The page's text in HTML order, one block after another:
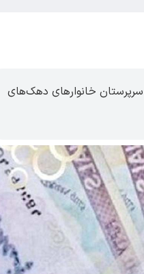
۱۷۲ مربوط به خرداد ماه ١٤٠٤ به حساب سرپرستان خانوارهای دهک‌های